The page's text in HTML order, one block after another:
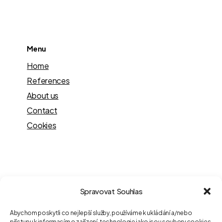
Spravovat Souhlas
Abychom poskytli co nejlepší služby, používáme k ukládání a/nebo
Menu
Home
References
About us
Contact
Cookies